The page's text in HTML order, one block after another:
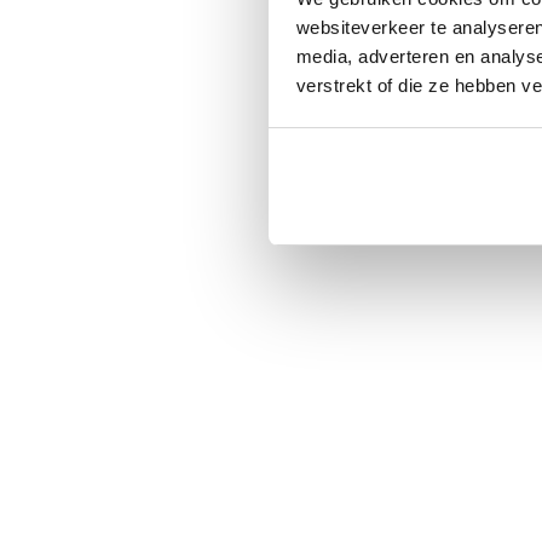
websiteverkeer te
media, adverteren en
verstrekt of die ze hebben